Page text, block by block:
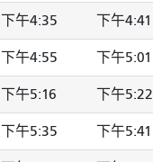
下午4:35 下午4:41
下午4:55 下午5:01
下午5:16 下午5:22
下午5:35 下午5:41